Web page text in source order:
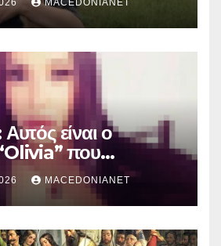
MACEDONIANET
είναι ο
που
για τον θάνατο της
MACEDONIANET